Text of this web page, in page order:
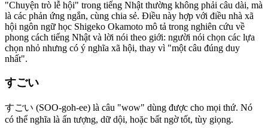
"Chuyện trò lễ hội" trong tiếng Nhật thường không phải câu dài, mà
là các phản ứng ngắn, cùng chia sẻ. Điều này hợp với điều nhà xã
hội ngôn ngữ học Shigeko Okamoto mô tả trong nghiên cứu về
phong cách tiếng Nhật và lời nói theo giới: người nói chọn các lựa
chọn nhỏ nhưng có ý nghĩa xã hội, thay vì "một câu đúng duy
nhất".
すごい
すごい (SOO-goh-ee) là câu "wow" dùng được cho mọi thứ. Nó
có thể nghĩa là ấn tượng, dữ dội, hoặc bất ngờ tốt, tùy giọng.